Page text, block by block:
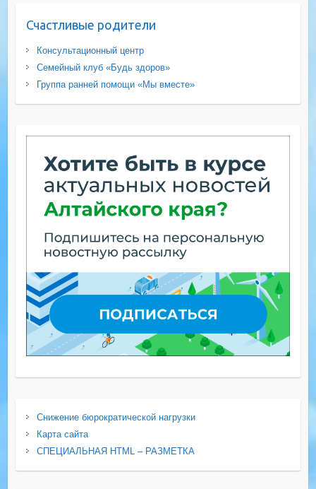
Счастливые родители
Консультационный центр
Семейный клуб «Будь здоров»
Группа ранней помощи «Мы вместе»
Снижение бюрократической нагрузки
Карта сайта
СПЕЦИАЛЬНАЯ HTML – РАЗМЕТКА